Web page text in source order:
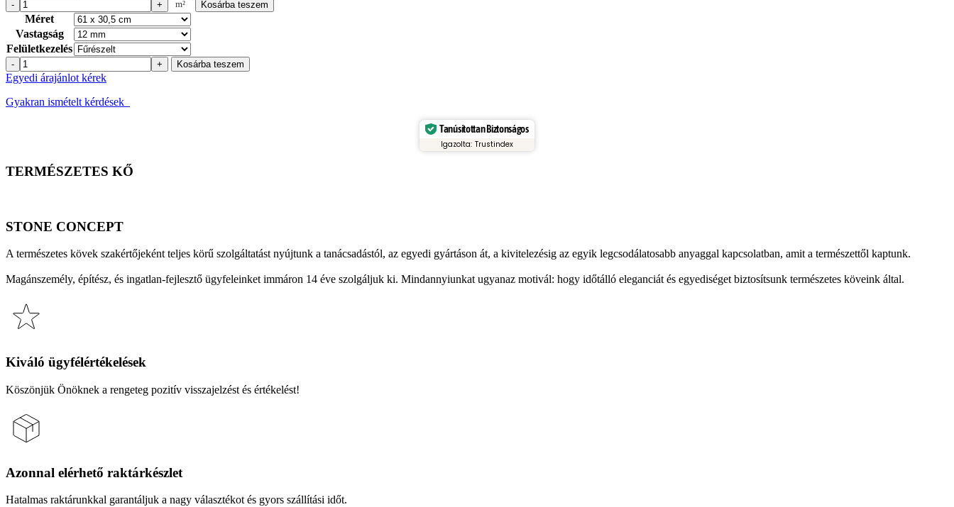
-
Light
Travertin,
vein
cut,
fűrészelt
mennyiség
+ m² Kosárba teszem
Méret
Vastagság
Felületkezelés
-
Light
Travertin,
cut,
+ Kosárba teszem
Egyedi árajánlot kérek
Gyakran ismételt kérdések
Tanúsítottan Biztonságos
Igazolta: Trustindex
TERMÉSZETES KŐ
STONE CONCEPT
A természetes kövek szakértőjeként teljes körű szolgáltatást nyújtunk a tanácsadástól, az egyedi gyártáson át, a kivitelezésig az egyik legcsodálatosabb anyaggal kapcsolatban, amit a természettől kaptunk.
Magánszemély, építész, és ingatlan-fejlesztő ügyfeleinket immáron 14 éve szolgáljuk ki. Mindannyiunkat ugyanaz motivál: hogy időtálló eleganciát és egyediséget biztosítsunk természetes köveink által.
Kiváló ügyfélértékelések
Köszönjük Önöknek a rengeteg pozitív visszajelzést és értékelést!
Azonnal elérhető raktárkészlet
Hatalmas raktárunkkal garantáljuk a nagy választékot és gyors szállítási időt.